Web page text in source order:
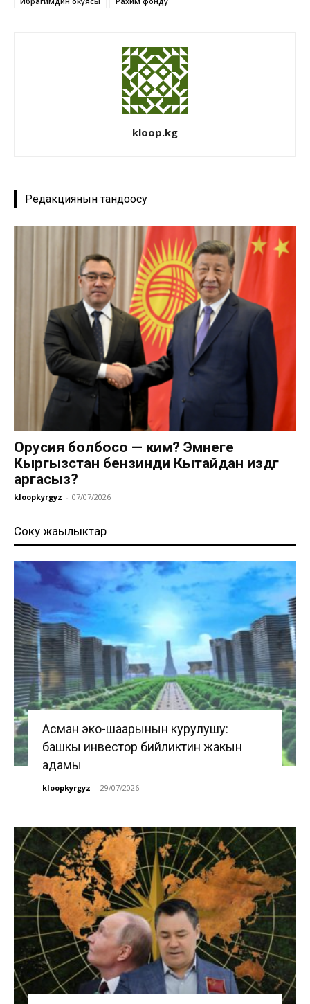
kloop.kg
Редакциянын тандоосу
Орусия болбосо — ким? Эмнеге
Кыргызстан бензинди Кытайдан издөөгө
аргасыз?
kloopkyrgyz - 07/07/2026
Соңку жаңылыктар
Асман эко-шаарынын курулушу:
башкы инвестор бийликтин жакын
адамы
kloopkyrgyz - 29/07/2026